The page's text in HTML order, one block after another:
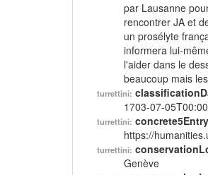
par Lausanne
rencontrer JA et
un prosélyte
informera lui-
l'aider dans le
beaucoup mais
turrettini:
1703-07-
turrettini:
https://
turrettini:
Genève